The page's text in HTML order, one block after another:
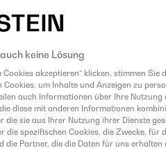
keine Lösung
Cookies akzeptieren“ klicken, stimmen
Cookies, um Inhalte und Anzeigen zu
auch Informationen über Ihre
diese mit anderen Informationen
die sie aus Ihrer Nutzung ihrer Dienste
die spezifischen Cookies, die Zwecke, für
die Partner, die die Daten für uns